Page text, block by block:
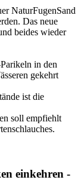
NaturFugenSand
Das neue
beides wieder
in den
gekehrt
ist die
soll empfiehlt
einkehren -